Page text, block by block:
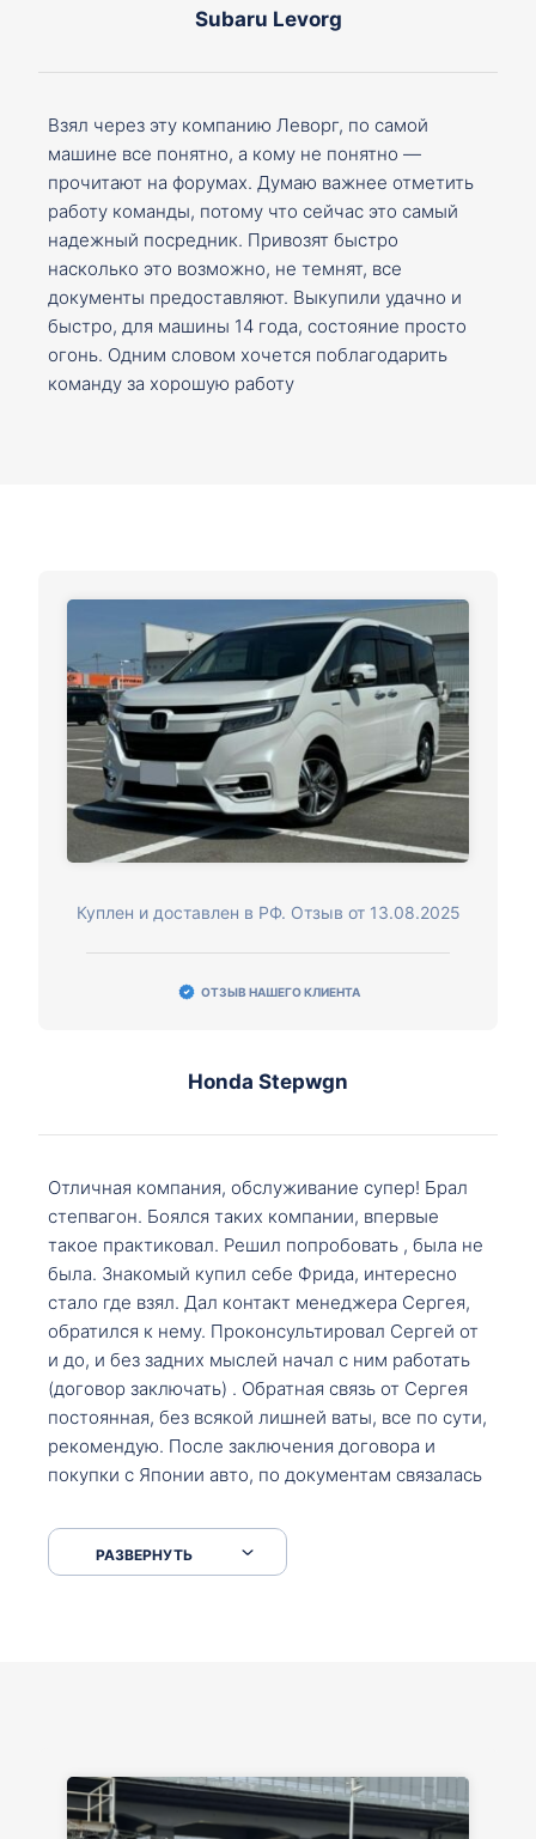
Subaru Levorg
Взял через эту компанию Леворг, по самой
машине все понятно, а кому не понятно —
прочитают на форумах. Думаю важнее отметить
работу команды, потому что сейчас это самый
надежный посредник. Привозят быстро
насколько это возможно, не темнят, все
документы предоставляют. Выкупили удачно и
быстро, для машины 14 года, состояние просто
огонь. Одним словом хочется поблагодарить
команду за хорошую работу
Куплен и доставлен в РФ. Отзыв от 13.08.2025
ОТЗЫВ НАШЕГО КЛИЕНТА
Honda Stepwgn
Отличная компания, обслуживание супер! Брал
степвагон. Боялся таких компании, впервые
такое практиковал. Решил попробовать , была не
была. Знакомый купил себе Фрида, интересно
стало где взял. Дал контакт менеджера Сергея,
обратился к нему. Проконсультировал Сергей от
и до, и без задних мыслей начал с ним работать
(договор заключать) . Обратная связь от Сергея
постоянная, без всякой лишней ваты, все по сути,
рекомендую. После заключения договора и
покупки с Японии авто, по документам связалась
что заполнить, куда зайти, образцы и т.д. После
приехал за авто. Меня тепло встретили Сергей с
РАЗВЕРНУТЬ